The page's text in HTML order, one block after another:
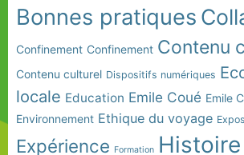
Bonnes pratiques
Confinement Confinement Contenu
Contenu culturel Dispositifs numériques
locale Education Emile Coué Emile
Environnement Ethique du voyage
Expérience Formation